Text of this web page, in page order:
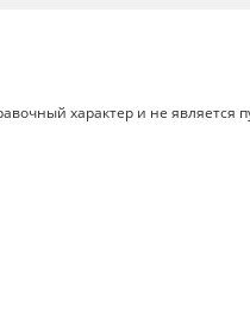
характер и не